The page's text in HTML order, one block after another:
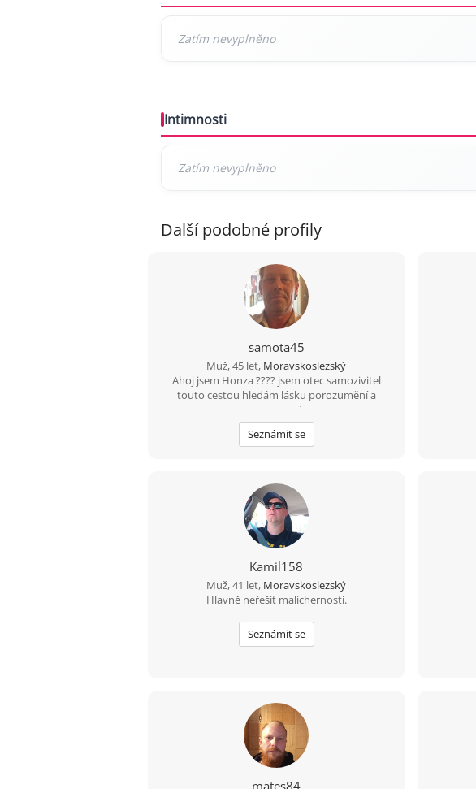
Intimnosti
Další podobné profily
samota45
Muž, 45 let, Moravskoslezský
Ahoj jsem Honza ???? jsem otec samozivitel
touto cestou hledám lásku porozumění a
upsymnost.
Seznámit se
Kamil158
Muž, 41 let, Moravskoslezský
Hlavně neřešit malichernosti.
Seznámit se
mates84